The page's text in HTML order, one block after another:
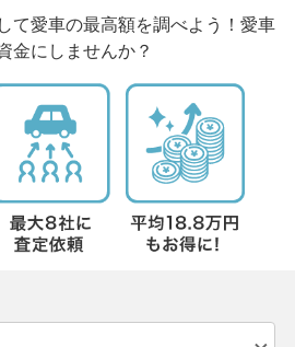
て愛車の最高額を調べよう！愛車
金にしませんか？